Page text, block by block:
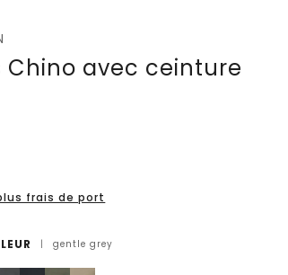
Chino avec ceinture
frais de port
| gentle grey